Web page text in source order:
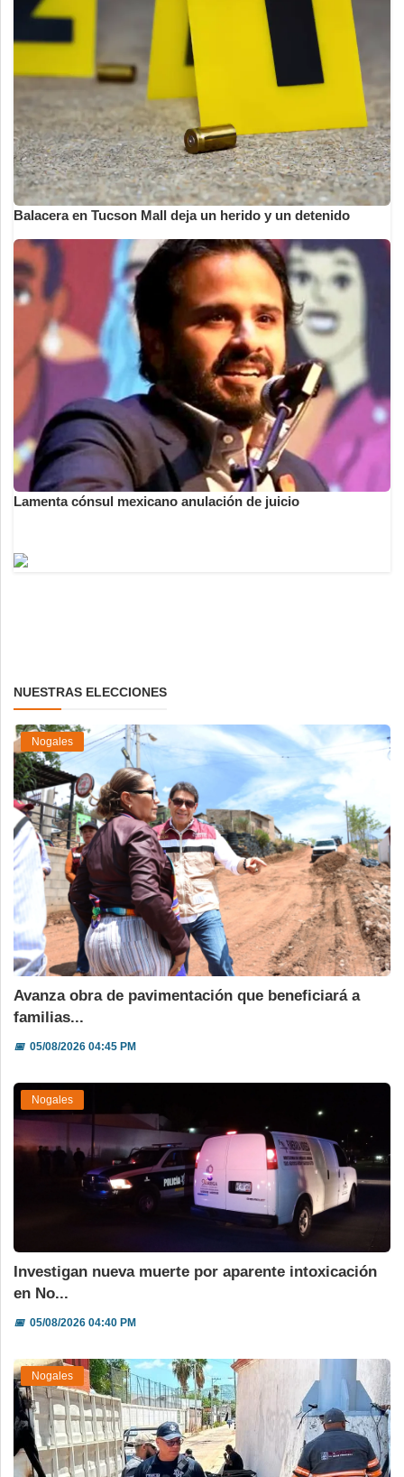
Balacera en Tucson Mall deja un herido y un detenido
Lamenta cónsul mexicano anulación de juicio
NUESTRAS ELECCIONES
Nogales
Avanza obra de pavimentación que beneficiará a
familias...
📅05/08/2026 04:45 PM
Nogales
Investigan nueva muerte por aparente intoxicación
en No...
📅05/08/2026 04:40 PM
Nogales